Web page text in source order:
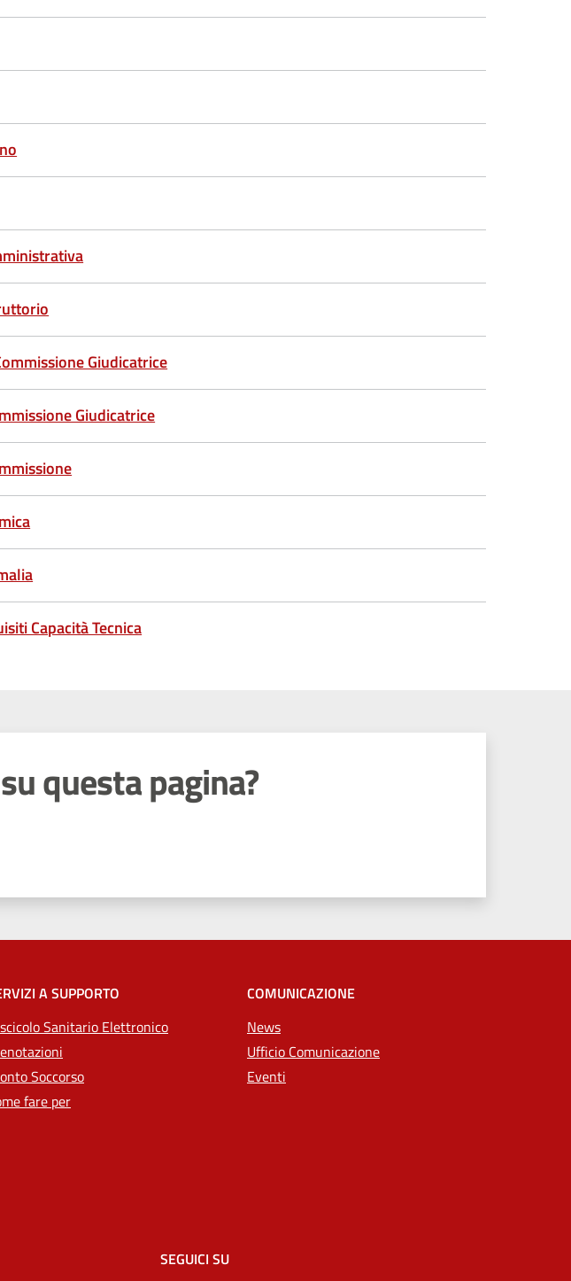
Giudicatrice
Giudicatrice
Capacità Tecnica
questa pagina?
A SUPPORTO
Sanitario Elettronico
Soccorso
fare per
COMUNICAZIONE
News
Ufficio Comunicazione
Eventi
SEGUICI SU